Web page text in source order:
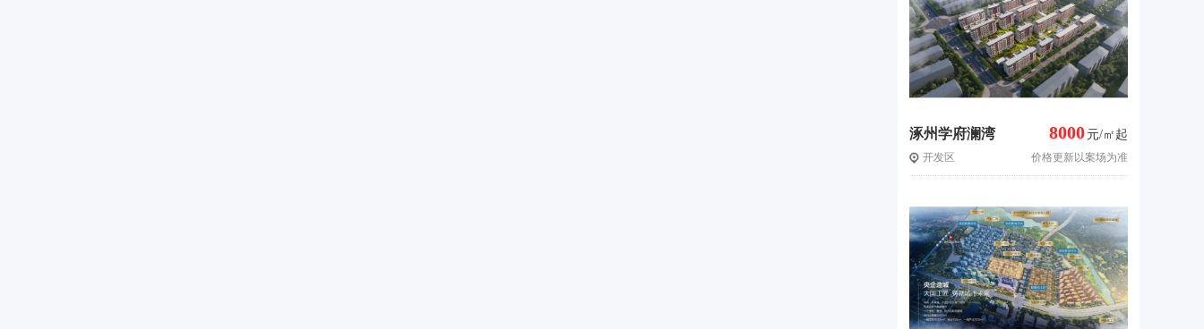
涿州学府澜湾
三期
元/㎡起
8000
开发区 价格更新以案场为准